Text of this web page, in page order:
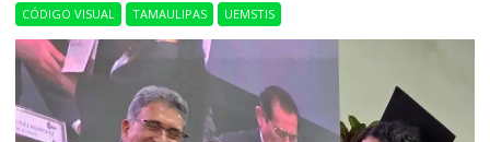
CÓDIGO VISUAL TAMAULIPAS UEMSTIS